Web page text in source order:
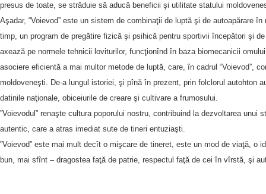
presus de toate, se străduie să aducă beneficii şi utilitate statului
Aşadar, “Voievod” este un sistem de combinaţii de luptă şi de autoapărare
timp, un program de pregătire fizică şi psihică pentru sportivii începători şi
axează pe normele tehnicii loviturilor, funcţionînd în baza biomecanicii
asociere eficientă a mai multor metode de luptă, care, în cadrul “Voievod”,
moldoveneşti. De-a lungul istoriei, şi pînă în prezent, prin folclorul autohton
datinile naţionale, obiceiurile de creare şi cultivare a frumosului.
”Voievodul” renaşte cultura poporului nostru, contribuind la dezvoltarea unui
autentic, care a atras imediat sute de tineri entuziaşti.
”Voievod” este mai mult decît o mişcare de tineret, este un mod de viaţă, o
bun, mai sfînt – dragostea faţă de patrie, respectul faţă de cei în vîrstă, şi